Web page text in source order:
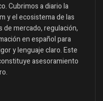
Cubrimos a diario la
y el ecosistema de las
de mercado, regulación,
en español para
y lenguaje claro. Este
asesoramiento